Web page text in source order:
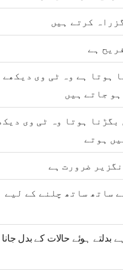
کرتے ہیں
ہے
ہوتا ہے وہ ٹی وی دیکھے
جاتے ہیں
بگڑنا ہوتا وہ ٹی وی
ہوتے
ضرورت ہے
ساتھ ساتھ چلنے کے لیے
بدلتے ہوئے حالات کے بدل جانا